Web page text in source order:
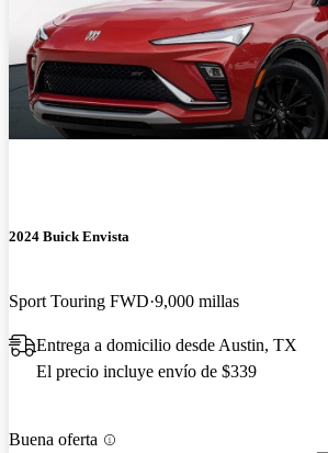
2024 Buick Envista
Sport Touring FWD 9,000 millas
Entrega a domicilio desde Austin, TX
El precio incluye envío de $339
Buena oferta